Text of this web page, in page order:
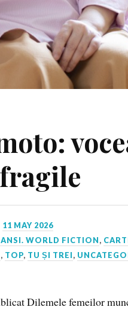
11 MAY 2026
WORLD FICTION,
, TOP, TU ȘI TREI,
Dilemele femeilor